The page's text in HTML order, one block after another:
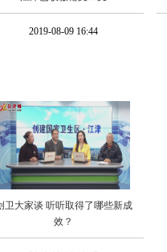
2019-08-09 16:44
卫大家谈 听听取得了哪些新成
效？